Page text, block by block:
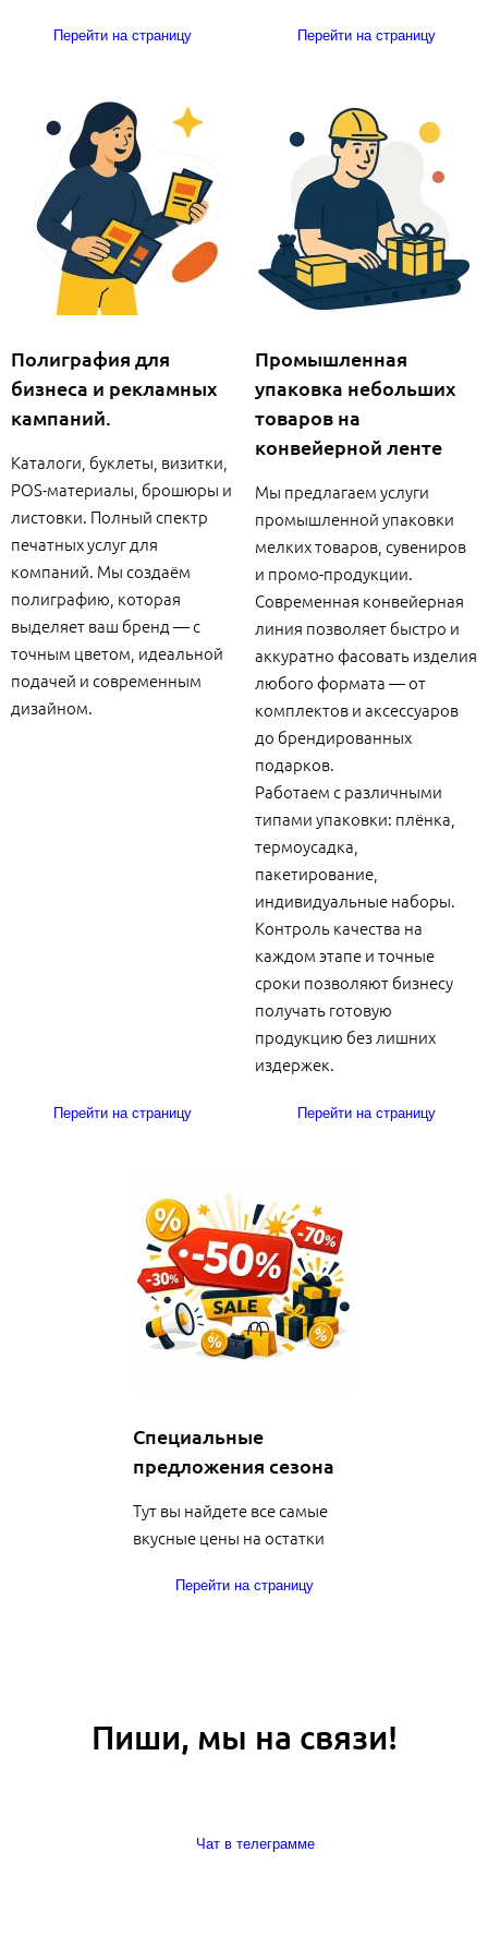
Перейти на страницу Перейти на страницу
Полиграфия для
бизнеса и рекламных
кампаний.
Каталоги, буклеты, визитки,
POS-материалы, брошюры и
листовки. Полный спектр
печатных услуг для
компаний. Мы создаём
полиграфию, которая
выделяет ваш бренд — с
точным цветом, идеальной
подачей и современным
дизайном.
Перейти на страницу
Промышленная
упаковка небольших
товаров на
конвейерной ленте
Мы предлагаем услуги
промышленной упаковки
мелких товаров, сувениров
и промо-продукции.
Современная конвейерная
линия позволяет быстро и
аккуратно фасовать изделия
любого формата — от
комплектов и аксессуаров
до брендированных
подарков.
Работаем с различными
типами упаковки: плёнка,
термоусадка,
пакетирование,
индивидуальные наборы.
Контроль качества на
каждом этапе и точные
сроки позволяют бизнесу
получать готовую
продукцию без лишних
издержек.
Перейти на страницу
Специальные
предложения сезона
Тут вы найдете все самые
вкусные цены на остатки
Перейти на страницу
Пиши, мы на связи!
Чат в телеграмме